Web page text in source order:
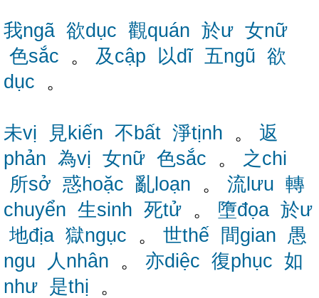
我ngã 欲dục 觀quán 於ư 女nữ
色sắc 。 及cập 以dĩ 五ngũ 欲
dục 。
未vị 見kiến 不bất 淨tịnh 。 返
phản 為vị 女nữ 色sắc 。 之chi
所sở 惑hoặc 亂loạn 。 流lưu 轉
chuyển 生sinh 死tử 。 墮đọa 於ư
地địa 獄ngục 。 世thế 間gian 愚
ngu
人nhân 。 亦diệc 復phục 如
như 是thị 。